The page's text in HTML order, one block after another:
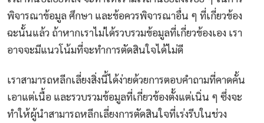
พิจารณาข้อมูล ศึกษา และข้อควรพิจารณาอื่น ๆ ที่เกี่ยวข้อง
ฉะนั้นแล้ว ถ้าหากเราไม่ได้รวบรวมข้อมูลที่เกี่ยวข้องเอง เรา
อาจจะมีแนวโน้มที่จะทำการตัดสินใจได้ไม่ดี
เราสามารถหลีกเลี่ยงสิ่งนี้ได้ง่ายด้วยการตอบคำถามที่คาดคั้น
เอาแต่เนื้อ และรวบรวมข้อมูลที่เกี่ยวข้องตั้งแต่เนิ่น ๆ ซึ่งจะ
ทำให้ผู้นำสามารถหลีกเลี่ยงการตัดสินใจที่เร่งรีบในช่วง